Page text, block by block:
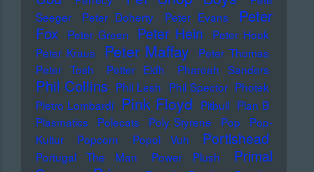
Seeger
Peter Doherty Peter Evans
Peter
Fox
Peter Green Peter Hein
Peter Hook
Peter Kraus
Peter Maffay
Peter Thomas
Peter Tosh
Petter Eldh Pharoah Sanders
Phil Collins Phil Lesh Phil Spector Photek
Pietro Lombardi
Pink Floyd Pitbull Plan B
Plasmatics
Polecats Poly Styrene Pop
Pop-
Kultur
Popcorn Popol Vuh Portishead
Portugal The Man Power Plush
Primal